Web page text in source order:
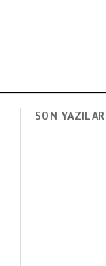
SON YAZILAR